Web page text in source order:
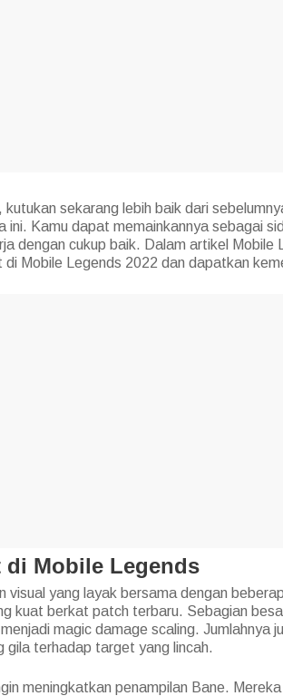
sekarang lebih baik dari
ini. Kamu dapat memainkannya sebagai
dengan cukup baik. Dalam artikel Mobile
Mobile Legends 2022 dan dapatkan
di Mobile Legends
visual yang layak bersama dengan
kuat berkat patch terbaru. Sebagian
magic damage scaling. Jumlahnya
gila terhadap target yang lincah.
meningkatkan penampilan Bane.